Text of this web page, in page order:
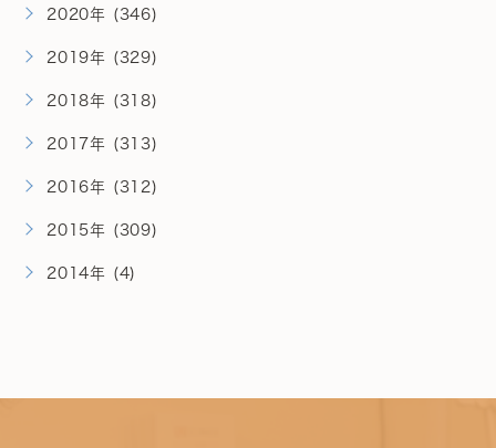
2020年 (346)
2019年 (329)
2018年 (318)
2017年 (313)
2016年 (312)
2015年 (309)
2014年 (4)